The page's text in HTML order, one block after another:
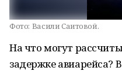
Фото: Васили Саитовой.
На что могут
задержке авиарейса?